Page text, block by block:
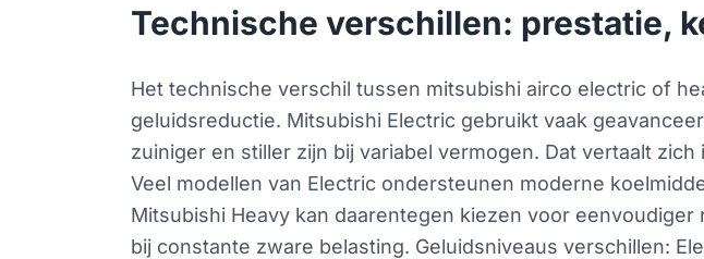
Technische verschillen: prestatie,
Het technische verschil tussen mitsubishi airco electric of
geluidsreductie. Mitsubishi Electric gebruikt vaak
zuiniger en stiller zijn bij variabel vermogen. Dat vertaalt
Veel modellen van Electric ondersteunen moderne
Mitsubishi Heavy kan daarentegen kiezen voor
bij constante zware belasting. Geluidsniveaus verschillen: